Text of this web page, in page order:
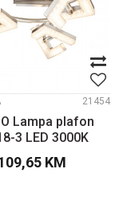
21454
Lampa plafon
3 LED 3000K
KM